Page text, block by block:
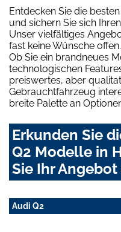
Entdecken Sie die
und sichern Sie sich
Unser vielfältiges
fast keine Wünsche offen.
Ob Sie ein brandneues
technologischen
preiswertes, aber
Gebrauchtfahrzeug
breite Palette an
Erkunden Sie
Q2 Modelle in
Sie Ihr Angebot
Audi Q2